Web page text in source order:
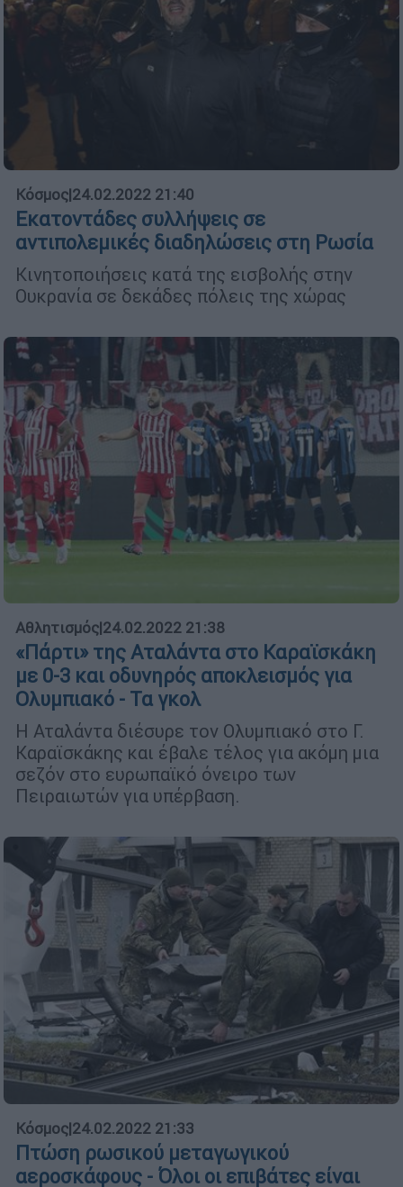
Κόσμος|24.02.2022 21:40
Εκατοντάδες συλλήψεις σε
αντιπολεμικές διαδηλώσεις στη Ρωσία
Κινητοποιήσεις κατά της εισβολής στην
Ουκρανία σε δεκάδες πόλεις της χώρας
Αθλητισμός|24.02.2022 21:38
«Πάρτι» της Αταλάντα στο Καραϊσκάκη
με 0-3 και οδυνηρός αποκλεισμός για
Ολυμπιακό - Τα γκολ
H Αταλάντα διέσυρε τον Ολυμπιακό στο Γ.
Καραϊσκάκης και έβαλε τέλος για ακόμη μια
σεζόν στο ευρωπαϊκό όνειρο των
Πειραιωτών για υπέρβαση.
Κόσμος|24.02.2022 21:33
Πτώση ρωσικού μεταγωγικού
αεροσκάφους - Όλοι οι επιβάτες είναι